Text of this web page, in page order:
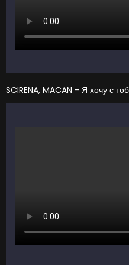
SCIRENA, MACAN - Я хочу с